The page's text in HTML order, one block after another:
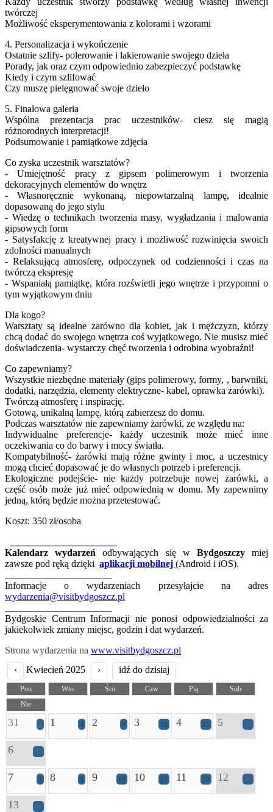
twórczej
Możliwość eksperymentowania z kolorami i wzorami
4. Personalizacja i wykończenie
Ostatnie szlify- polerowanie i lakierowanie swojego dzieła
Porady, jak oraz czym odpowiednio zabezpieczyć podstawkę
Kiedy i czym szlifować
Czy muszę pielęgnować swoje dzieło
5. Finałowa galeria
Wspólna prezentacja prac uczestników- ciesz się magią
różnorodnych interpretacji!
Podsumowanie i pamiątkowe zdjęcia
Co zyska uczestnik warsztatów?
- Umiejętność pracy z gipsem polimerowym i tworzenia
dekoracyjnych elementów do wnętrz
- Własnoręcznie wykonaną, niepowtarzalną lampę, idealnie
dopasowaną do jego stylu
- Wiedzę o technikach tworzenia masy, wygładzania i malowania
gipsowych form
- Satysfakcję z kreatywnej pracy i możliwość rozwinięcia swoich
zdolności manualnych
- Relaksującą atmosferę, odpoczynek od codzienności i czas na
twórczą ekspresję
- Wspaniałą pamiątkę, która rozświetli jego wnętrze i przypomni o
tym wyjątkowym dniu
Dla kogo?
Warsztaty są idealne zarówno dla kobiet, jak i mężczyzn, którzy
chcą dodać do swojego wnętrza coś wyjątkowego. Nie musisz mieć
doświadczenia- wystarczy chęć tworzenia i odrobina wyobraźni!
Co zapewniamy?
Wszystkie niezbędne materiały (gips polimerowy, formy, , barwniki,
dodatki, narzędzia, elementy elektryczne- kabel, oprawka żarówki).
Twórczą atmosferę i inspirację.
Gotową, unikalną lampę, którą zabierzesz do domu.
Podczas warsztatów nie zapewniamy żarówki, ze względu na:
Indywidualne preferencje- każdy uczestnik może mieć inne
oczekiwania co do barwy i mocy światła.
Kompatybilność- żarówki mają różne gwinty i moc, a uczestnicy
mogą chcieć dopasować je do własnych potrzeb i preferencji.
Ekologiczne podejście- nie każdy potrzebuje nowej żarówki, a
część osób może już mieć odpowiednią w domu. My zapewnimy
jedną, którą będzie można przetestować.
Koszt: 350 zł/osoba
Kalendarz wydarzeńodbywających się w Bydgoszczymiej
zawsze pod ręką dzięki aplikacji mobilnej (Android i iOS).
Informacje o wydarzeniach przesyłajcie na adres
wydarzenia@visitbydgoszcz.pl
Bydgoskie Centrum Informacji nie ponosi odpowiedzialności za
jakiekolwiek zmiany miejsc, godzin i dat wydarzeń.
Strona wydarzenia na www.visitbydgoszcz.pl
‹
Kwiecień 2025 › idź do dzisiaj
Pon Wto Śro Czw Pią
Sob
Nie
31 1 1 4 2 9 3 10 4 25 5 33
6 22
7 3 8 8 9 10 10 12 11 20 12 30
13 26